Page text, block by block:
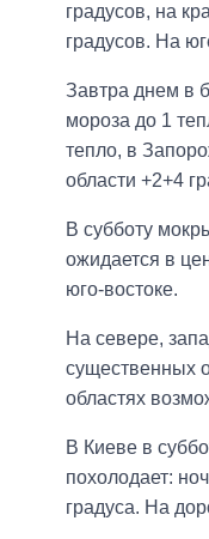
градусов, на
градусов. На
Завтра днем в
мороза до 1
тепло, в
области +2+4
В субботу
ожидается в
юго-востоке.
На севере,
существенных
областях
В Киеве в
похолодает:
градуса. На